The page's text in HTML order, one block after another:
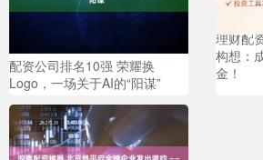
配资公司排名10强 荣耀换
Logo，一场关于AI的“阳谋”
理财配
构想：
金！